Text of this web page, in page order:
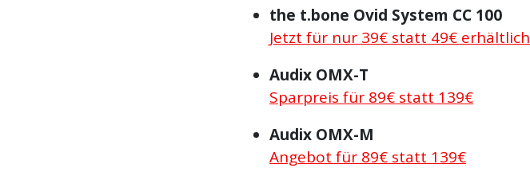
the t.bone Ovid System CC 100
Jetzt für nur 39€ statt 49€ erhältlich
Audix OMX-T
Sparpreis für 89€ statt 139€
Audix OMX-M
Angebot für 89€ statt 139€